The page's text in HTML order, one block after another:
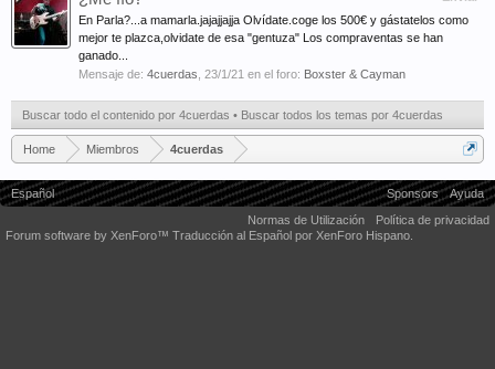
En Parla?...a mamarla.jajajjajja Olvídate.coge los 500€ y gástatelos como
mejor te plazca,olvidate de esa "gentuza" Los compraventas se han
ganado...
Mensaje de: 4cuerdas 23/1/21 en el foro: Boxster & Cayman
Buscar todo el contenido por 4cuerdas Buscar todos los temas por 4cuerdas
Home Miembros 4cuerdas
Español Sponsors
Ayuda
Normas de Utilización
Política de privacidad
Forum software by XenForo™ Traducción al Español por XenForo Hispano.